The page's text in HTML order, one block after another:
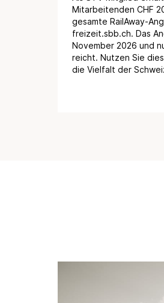
Mitarbeitenden CHF
gesamte RailAway-
freizeit.sbb.ch. Das
November 2026 und
reicht. Nutzen Sie
die Vielfalt der